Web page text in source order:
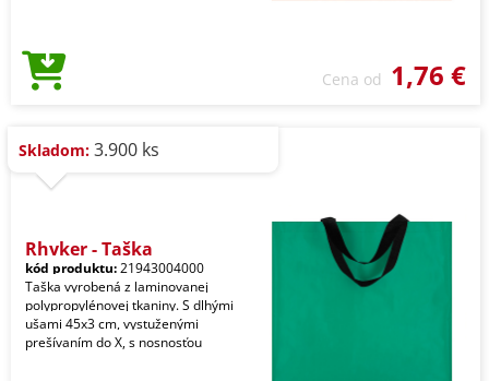
Cena od 1,76 €
Skladom: 3.900 ks
Rhyker - Taška
kód produktu:21943004000
Taška vyrobená z laminovanej
polypropylénovej tkaniny. S dlhými
ušami 45x3 cm, vystuženými
prešívaním do X, s nosnosťou